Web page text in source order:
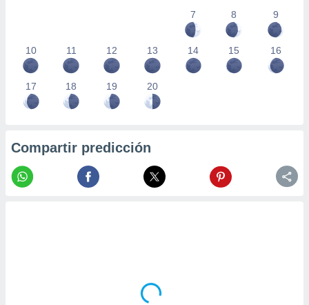
7
8 9
10 11 12 13 14 15 16
17 18 19 20
Compartir predicción